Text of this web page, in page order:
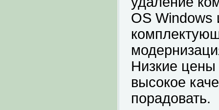
OS Windows
Низкие
высокое
порадовать.